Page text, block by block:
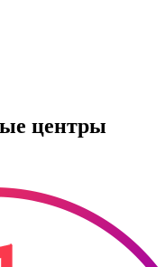
центры